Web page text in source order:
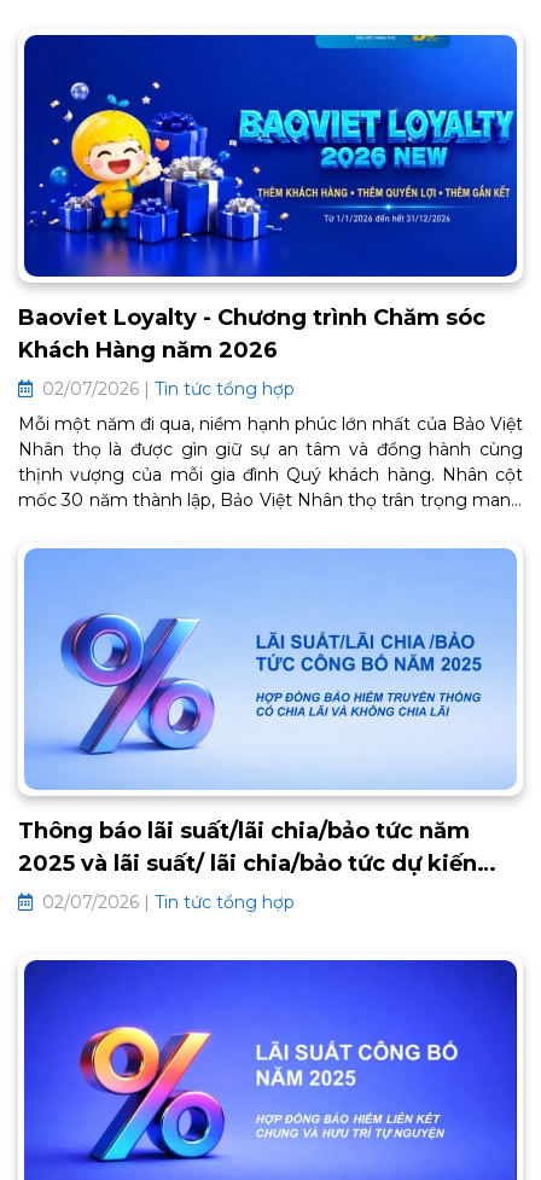
Baoviet Loyalty - Chương trình Chăm sóc
Khách Hàng năm 2026
02/07/2026 | Tin tức tổng hợp
Mỗi một năm đi qua, niềm hạnh phúc lớn nhất của Bảo Việt
Nhân thọ là được gìn giữ sự an tâm và đồng hành cùng
thịnh vượng của mỗi gia đình Quý khách hàng. Nhân cột
mốc 30 năm thành lập, Bảo Việt Nhân thọ trân trọng mang
Loyalty 2026. Đây là lời cảm ơn chân thành từ trái tim, tiếp
Thông báo lãi suất/lãi chia/bảo tức năm
2025 và lãi suất/ lãi chia/bảo tức dự kiến
2026 các hợp đồng bảo hiểm truyền thống
02/07/2026 | Tin tức tổng hợp